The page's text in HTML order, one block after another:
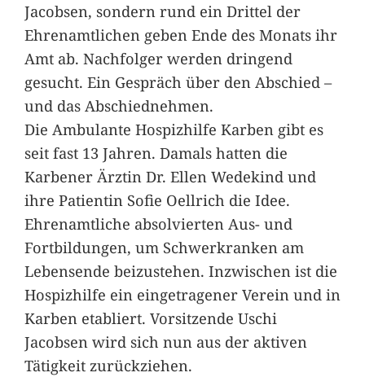
Jacobsen, sondern rund ein Drittel der
Ehrenamtlichen geben Ende des Monats ihr
Amt ab. Nachfolger werden dringend
gesucht. Ein Gespräch über den Abschied –
und das Abschiednehmen.
Die Ambulante Hospizhilfe Karben gibt es
seit fast 13 Jahren. Damals hatten die
Karbener Ärztin Dr. Ellen Wedekind und
ihre Patientin Sofie Oellrich die Idee.
Ehrenamtliche absolvierten Aus- und
Fortbildungen, um Schwerkranken am
Lebensende beizustehen. Inzwischen ist die
Hospizhilfe ein eingetragener Verein und in
Karben etabliert. Vorsitzende Uschi
Jacobsen wird sich nun aus der aktiven
Tätigkeit zurückziehen.